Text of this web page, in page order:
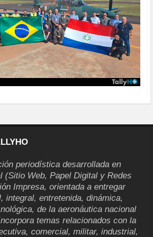
periodística desarrollada en
(Sitio Web, Papel Digital y Redes
Impresa, orientada a entregar
integral, entretenida, dinámica,
de la aeronáutica nacional
temas relacionados con la
comercial, militar, industrial,